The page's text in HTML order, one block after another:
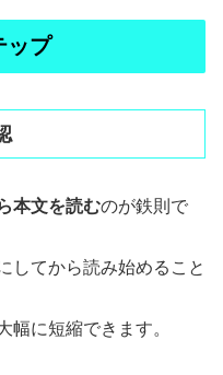
ップ
本文を読むのが鉄則で
してから読み始めること
幅に短縮できます。